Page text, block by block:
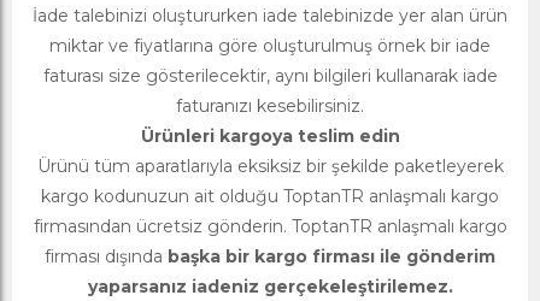
İade talebinizi oluştururken iade talebinizde yer alan ürün
miktar ve fiyatlarına göre oluşturulmuş örnek bir iade
faturası size gösterilecektir, aynı bilgileri kullanarak iade
faturanızı kesebilirsiniz.
Ürünleri kargoya teslim edin
Ürünü tüm aparatlarıyla eksiksiz bir şekilde paketleyerek
kargo kodunuzun ait olduğu ToptanTR anlaşmalı kargo
firmasından ücretsiz gönderin. ToptanTR anlaşmalı kargo
firması dışında başka bir kargo firması ile gönderim
yaparsanız iadeniz gerçekeleştirilemez.